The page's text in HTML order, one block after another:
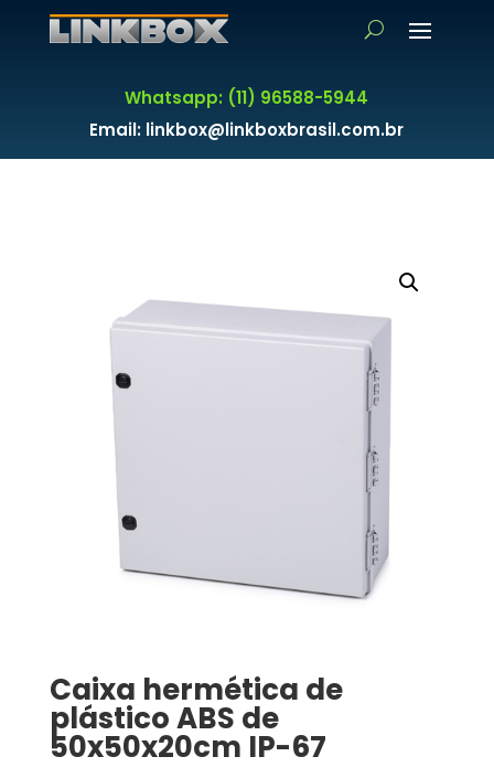
Whatsapp: (11) 96588-5944
Email: linkbox@linkboxbrasil.com.br
Caixa hermética de
plástico ABS de
50x50x20cm IP-67